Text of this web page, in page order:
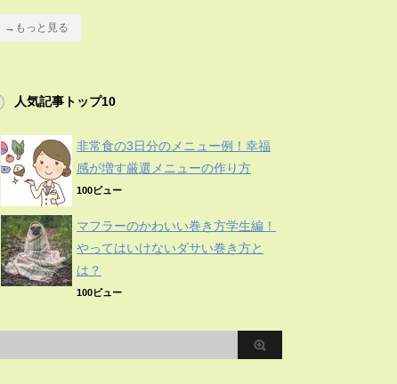
→もっと見る
人気記事トップ10
非常食の3日分のメニュー例！幸福
感が増す厳選メニューの作り方
100ビュー
マフラーのかわいい巻き方学生編！
やってはいけないダサい巻き方と
は？
100ビュー